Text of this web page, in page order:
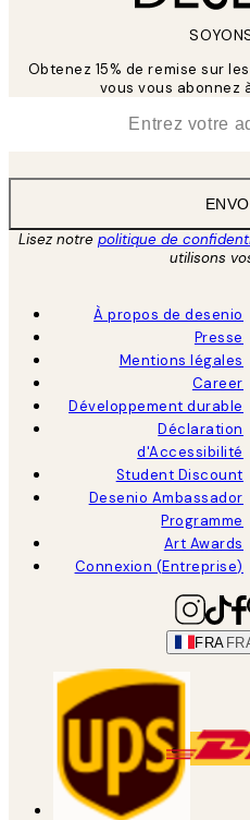
Obtenez 15% de remise sur
vous vous abonnez
Lisez notre politique de
utilisons
À propos de desenio
Presse
Mentions légales
Career
Développement durable
Déclaration
d'Accessibilité
Student Discount
Desenio Ambassador
Programme
Art Awards
Connexion (Entreprise)
FRA